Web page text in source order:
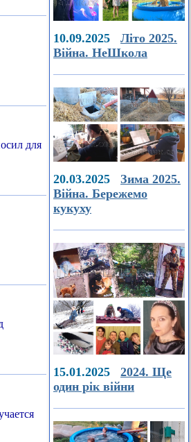
для
10.09.2025 Літо 2025.
Війна. НеШкола
20.03.2025 Зима 2025.
Війна. Бережемо
кукуху
15.01.2025 2024. Ще
один рік війни